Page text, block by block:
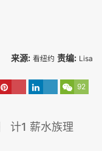
来源: 看纽约 责编: Lisa
92
计1 薪水族理